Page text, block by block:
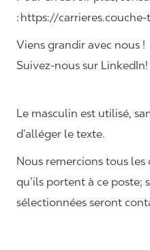
: https://
Viens grandir avec nous !
Suivez-nous sur LinkedIn!
Le masculin est utilisé,
d’alléger le texte.
Nous remercions tous les
qu’ils portent à ce poste;
sélectionnées seront